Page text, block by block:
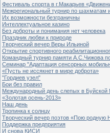
Фестиваль спорта в г.Макарьев
Межрегиональный турнир по
Их возможности безграничны
Интеллектуальное казино
Без доброты и понимания нет человека
Праздник любви к природе
Творческий вечер Веры Ильиной
Открытие спортивного
Командный турнир памяти А.С.Чижова
Семинар "Адаптация сенсорных
«Пусть не иссякнет в мире доброта»
"Гордиев узел"
Бои без правил
Международный день слепых в
«Золотая осень-2013»
Наш день
Тропинка к солнцу
Творческий вечер поэтов «Пою родную
Поддержка предприятия
И снова КИСИ